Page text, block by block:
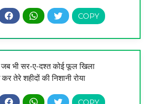
भी सर-ए-दश्त कोई फूल खिला
तेरे शहीदों की निशानी रोया